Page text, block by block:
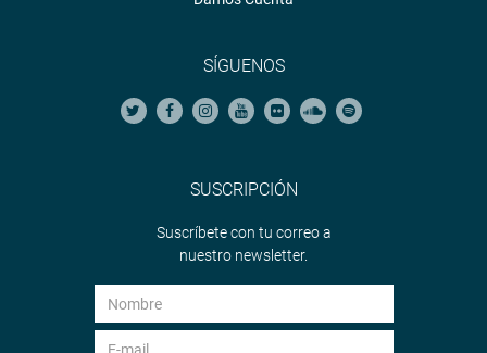
SÍGUENOS
SUSCRIPCIÓN
Suscríbete con tu correo a
nuestro newsletter.